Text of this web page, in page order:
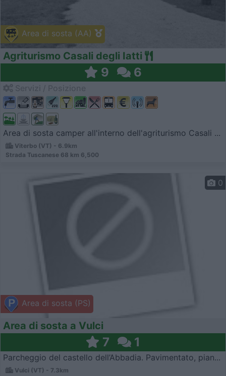
Area di sosta (AA)
Agriturismo Casali degli Iatti
9 6
Area di sosta camper all'interno dell'agriturismo Casali ...
Viterbo (VT) - 6.9km
Strada Tuscanese 68 km 6,500
Area di sosta (PS)
0
Area di sosta a Vulci
7 1
Parcheggio del castello dell’Abbadia. Pavimentato, pian...
Vulci (VT) - 7.3km